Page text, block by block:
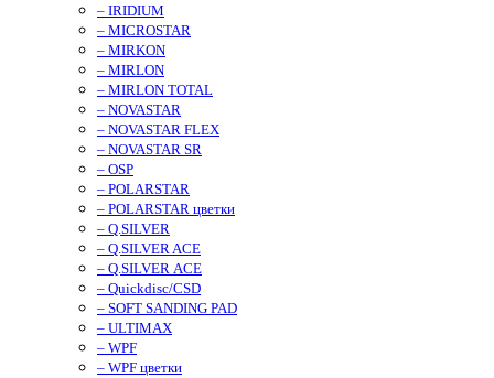
– IRIDIUM
– MICROSTAR
– MIRKON
– MIRLON
– MIRLON TOTAL
– NOVASTAR
– NOVASTAR FLEX
– NOVASTAR SR
– OSP
– POLARSTAR
– POLARSTAR цветки
– Q.SILVER
– Q.SILVER ACE
– Q.SILVER ACE
– Quickdisc/CSD
– SOFT SANDING PAD
– ULTIMAX
– WPF
– WPF цветки